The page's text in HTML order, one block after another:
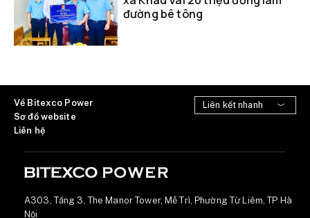
đường bê tông
Về Bitexco Power
Sơ đồ website
Liên hệ
A303, Tầng 3, The Manor Tower, Mễ Trì, Phường Từ Liêm, TP Hà
Nội